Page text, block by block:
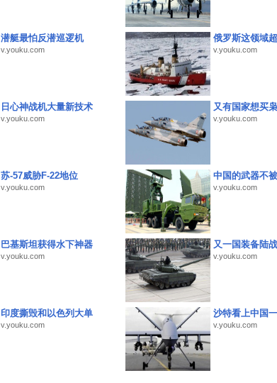
潜艇最怕反潜巡逻机
v.youku.com
俄罗斯这领域
v.youku.com
日心神战机大量新技术
v.youku.com
又有国家想买
v.youku.com
苏-57威胁F-22地位
v.youku.com
中国的武器不
v.youku.com
巴基斯坦获得水下神器
v.youku.com
又一国装备陆
v.youku.com
印度撕毁和以色列大单
v.youku.com
沙特看上中国
v.youku.com